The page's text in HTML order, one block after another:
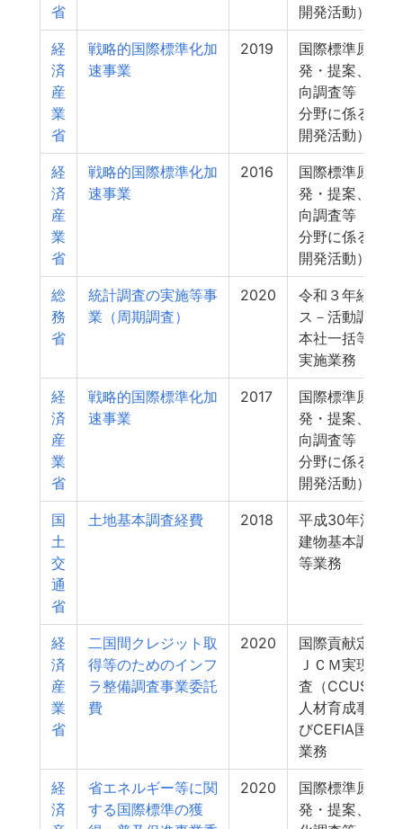
省
開発活動）
経
済
産
業
省
戦略的国際標準化加
速事業
2019
国際標準原案の
発・提案、標準
向調査等（政
分野に係る国際
開発活動）
経
済
産
業
省
戦略的国際標準化加
速事業
2016
国際標準原案の
発・提案、標準
向調査等（政
分野に係る国際
開発活動）
総
務
省
統計調査の実施等事
業（周期調査）
2020
令和３年経済セ
ス－活動調査
本社一括等直轄
実施業務
経
済
産
業
省
戦略的国際標準化加
速事業
2017
国際標準原案の
発・提案、標準
向調査等（政
分野に係る国際
開発活動）
国
土
交
通
省
土地基本調査経費 2018
平成30年法人
建物基本調査の
等業務
経
済
産
業
省
二国間クレジット取
得等のためのインフ
ラ整備調査事業委託
費
2020
国際貢献定量
ＪＣＭ実現可
査（CCUS含む
人材育成事業
びCEFIA国内事
業務
経
済
省エネルギー等に関
する国際標準の獲
2020
国際標準原案の
発・提案、国際